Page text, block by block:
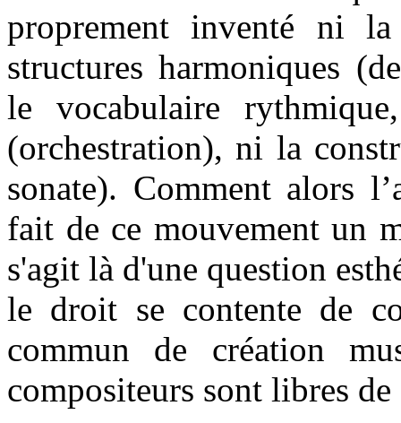
proprement inventé ni
structures harmoniques
le vocabulaire
(orchestration), ni la
sonate). Comment alors
fait de ce mouvement un
s'agit là d'une question
le droit se contente de
commun de création
compositeurs sont libres